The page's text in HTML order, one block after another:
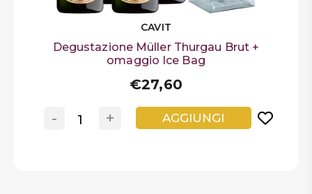
CAVIT
Degustazione Müller Thurgau Brut +
omaggio Ice Bag
€27,60
+
- AGGIUNGI